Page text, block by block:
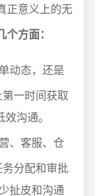
正意义上的无
方面：
动态，还是
一时间获取
沟通。
、客服、仓
分配和审批
扯皮和沟通